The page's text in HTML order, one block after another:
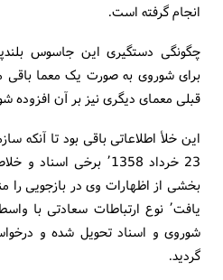
انجام گرفته است.
چگونگی دستگیری این جاسوس
برای شوروی به صورت یک معما باقی
قبلی معمای دیگری نیز بر آن افزوده
این خلأ اطلاعاتی باقی بود تا آنکه
23 خرداد ٬1358 برخی
بخشی از اظهارات وی در بازجویی را
یافت٬ نوع ارتباطات سعادتی
شوروی و اسناد تحویل شده و
گردید.